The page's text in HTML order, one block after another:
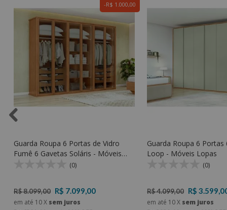
R$ 1.000,00
Guarda Roupa 6 Portas de Vidro
Fumê 6 Gavetas Soláris - Móveis
(0)
R$ 8.099,00 R$ 7.099,00
em até 10X sem juros
Guarda Roupa 6 Portas
Loop - Móveis Lopas
(0)
R$ 4.099,00 R$
em até 10X sem juros